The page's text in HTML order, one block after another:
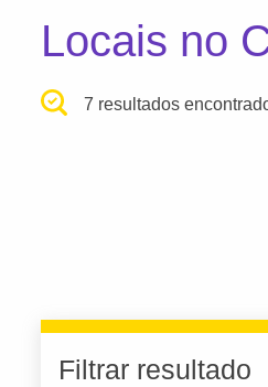
Locais no
7 resultados
Filtrar resultado